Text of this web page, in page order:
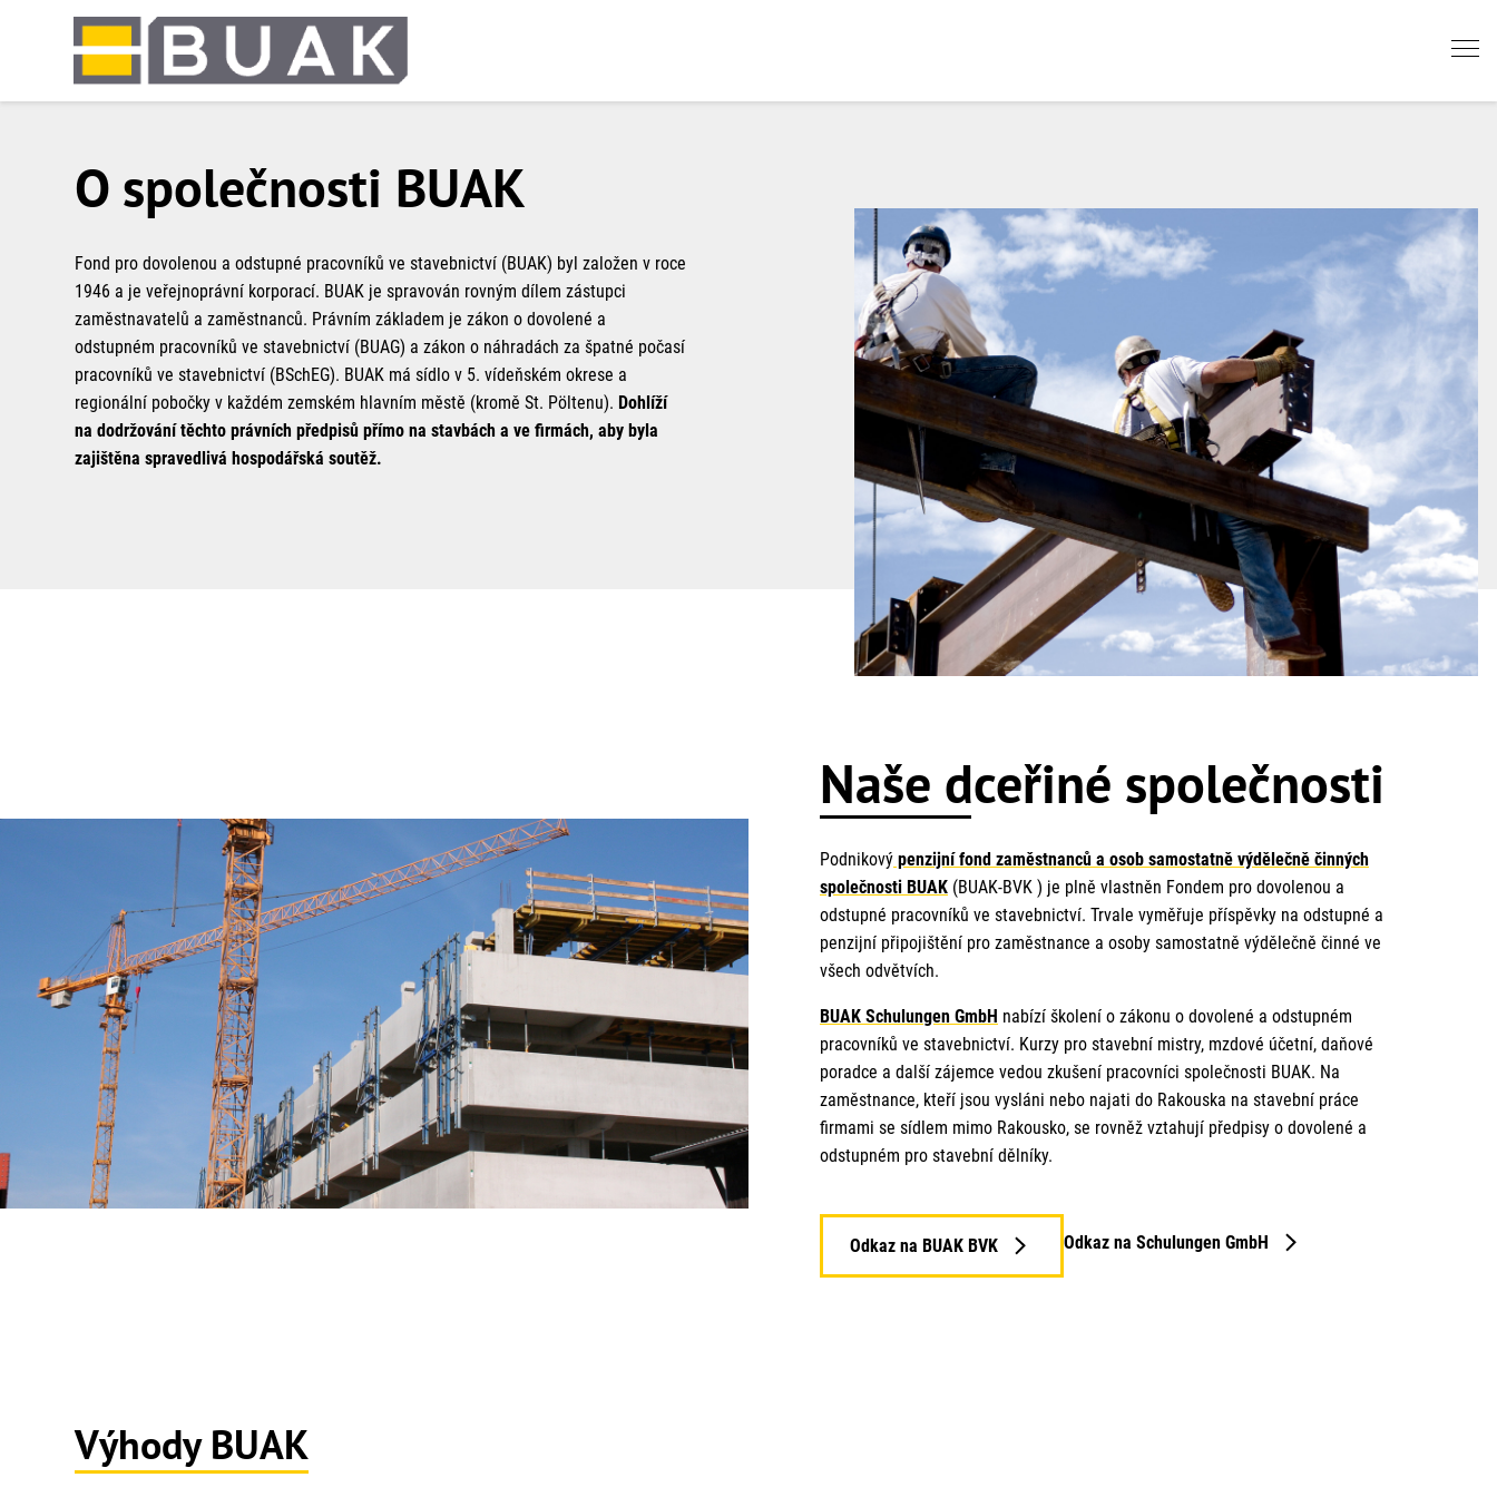
O společnosti BUAK
Fond pro dovolenou a odstupné pracovníků ve stavebnictví (BUAK) byl založen v roce
1946 a je veřejnoprávní korporací. BUAK je spravován rovným dílem zástupci
zaměstnavatelů a zaměstnanců. Právním základem je zákon o dovolené a
odstupném pracovníků ve stavebnictví (BUAG) a zákon o náhradách za špatné počasí
pracovníků ve stavebnictví (BSchEG). BUAK má sídlo v 5. vídeňském okrese a
regionální pobočky v každém zemském hlavním městě (kromě St. Pöltenu). Dohlíží
na dodržování těchto právních předpisů přímo na stavbách a ve firmách, aby byla
zajištěna spravedlivá hospodářská soutěž.
Naše dceřiné společnosti
Podnikový penzijní fond zaměstnanců a osob samostatně výdělečně činných
společnosti BUAK (BUAK-BVK ) je plně vlastněn Fondem pro dovolenou a
odstupné pracovníků ve stavebnictví. Trvale vyměřuje příspěvky na odstupné a
penzijní připojištění pro zaměstnance a osoby samostatně výdělečně činné ve
všech odvětvích.
BUAK Schulungen GmbH nabízí školení o zákonu o dovolené a odstupném
pracovníků ve stavebnictví. Kurzy pro stavební mistry, mzdové účetní, daňové
poradce a další zájemce vedou zkušení pracovníci společnosti BUAK. Na
zaměstnance, kteří jsou vysláni nebo najati do Rakouska na stavební práce
firmami se sídlem mimo Rakousko, se rovněž vztahují předpisy o dovolené a
odstupném pro stavební dělníky.
Odkaz na BUAK BVK Odkaz na Schulungen GmbH
Výhody BUAK